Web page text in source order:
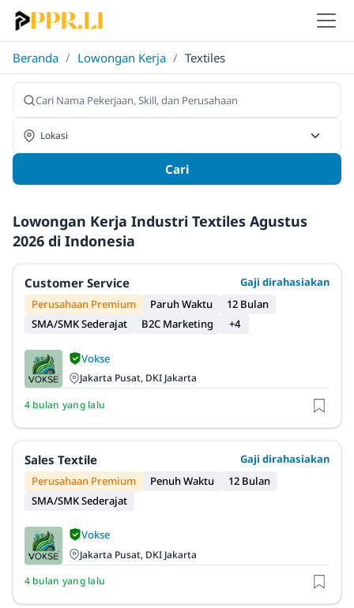
Beranda / Lowongan Kerja / Textiles
Cari
Lowongan Kerja Industri Textiles Agustus
2026 di Indonesia
Customer Service
Gaji dirahasiakan
Perusahaan Premium
Paruh Waktu
12 Bulan
SMA/SMK Sederajat
B2C Marketing +4
Vokse
Jakarta Pusat, DKI Jakarta
4 bulan yang lalu
Sales Textile
Gaji dirahasiakan
Perusahaan Premium
Penuh Waktu
12 Bulan
SMA/SMK Sederajat
Vokse
Jakarta Pusat, DKI Jakarta
4 bulan yang lalu